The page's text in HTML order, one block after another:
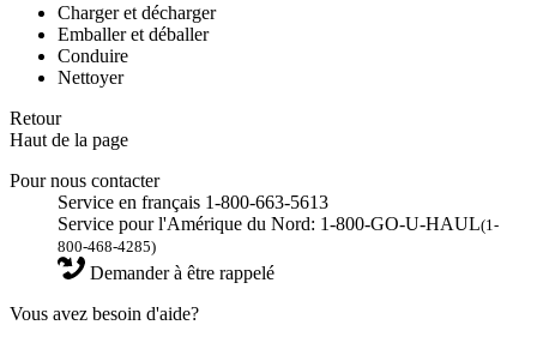
Charger et décharger
Emballer et déballer
Conduire
Nettoyer
Retour
Haut de la page
Pour nous contacter
Service en français 1-800-663-5613
Service pour l'Amérique du Nord: 1-800-GO-U-HAUL(1-
800-468-4285)
Demander à être rappelé
Vous avez besoin d'aide?